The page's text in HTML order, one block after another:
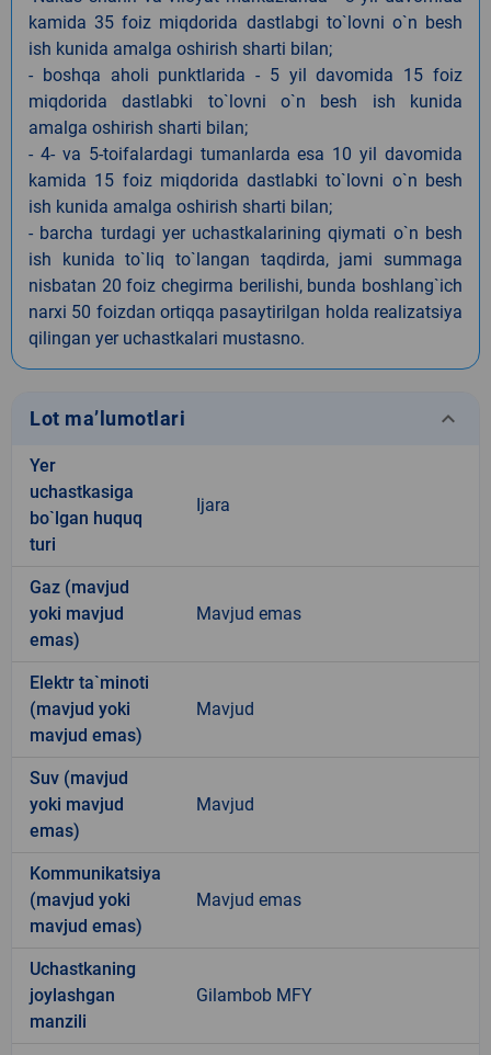
kamida 35 foiz miqdorida dastlabgi to`lovni o`n besh
ish kunida amalga oshirish sharti bilan;
- boshqa aholi punktlarida - 5 yil davomida 15 foiz
miqdorida dastlabki to`lovni o`n besh ish kunida
amalga oshirish sharti bilan;
- 4- va 5-toifalardagi tumanlarda esa 10 yil davomida
kamida 15 foiz miqdorida dastlabki to`lovni o`n besh
ish kunida amalga oshirish sharti bilan;
- barcha turdagi yer uchastkalarining qiymati o`n besh
ish kunida to`liq to`langan taqdirda, jami summaga
nisbatan 20 foiz chegirma berilishi, bunda boshlang`ich
narxi 50 foizdan ortiqqa pasaytirilgan holda realizatsiya
qilingan yer uchastkalari mustasno.
Lot ma’lumotlari keyboard_arrow_down
Yer
uchastkasiga
bo`lgan huquq
turi
Ijara
Gaz (mavjud
yoki mavjud
emas)
Mavjud emas
Elektr ta`minoti
(mavjud yoki
mavjud emas)
Mavjud
Suv (mavjud
yoki mavjud
emas)
Mavjud
Kommunikatsiya
(mavjud yoki
mavjud emas)
Mavjud emas
Uchastkaning
joylashgan
manzili
Gilambob MFY